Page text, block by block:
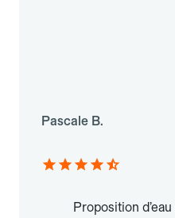
Pascale B.
Proposition